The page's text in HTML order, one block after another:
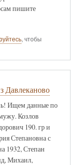
пишите
, чтобы
Давлеканово
Ищем данные по
Козлов
190. гр и
Степановна с
1932, Степан
Михаил,